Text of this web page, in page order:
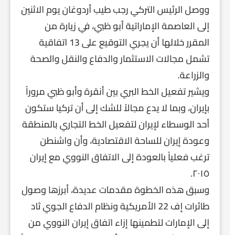
ووصل الرئيس التركي رجب طيب أردوغان يوم الاثنين
إلى العاصمة الإماراتية أبو ظبي، في زيارة من
المقرر خلالها أن يجري التوقيع على 13 اتفاقية
تشمل مجالات الاستثمار والدفاع والنقل والصحة
والزراعة.
ويشير تفعيل الخط البري بين أنقرة وأبو ظبي مروراً
بإيران، وبما لا يدع مجالاً للشك إلى أن تركيا ستكون
أحد الوسطاء لإيران لتفعيل الخط التجاري بالمنطقة
وعودة إيران للساحة الاقتصادية، وأن واشنطن
ترغب فعلياً بالعودة إلى الاتفاق النووي مع إيران
٢٠١٥.
وسبق هذه الخطوة مقدمات عديدة، أبرزها وصول
طائرات إف 22 الأمريكية ونظام الدفاع الجوي ثاد
إلى الإمارات لتطمينها إزاء اتفاق إيران النووي من